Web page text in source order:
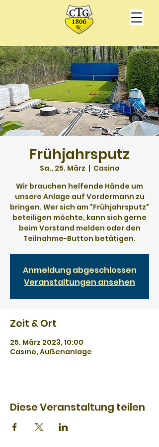
Frühjahrsputz
Sa., 25. März
  |
Casino
Wir brauchen helfende Hände um
unsere Anlage auf Vordermann zu
bringen. Wer sich am "Frühjahrsputz"
beteiligen möchte, kann sich gerne
beim Vorstand melden oder den
Teilnahme-Button betätigen.
Anmeldung abgeschlossen
Veranstaltungen ansehen
Zeit & Ort
25. März 2023, 10:00
Casino, Außenanlage
Diese Veranstaltung teilen